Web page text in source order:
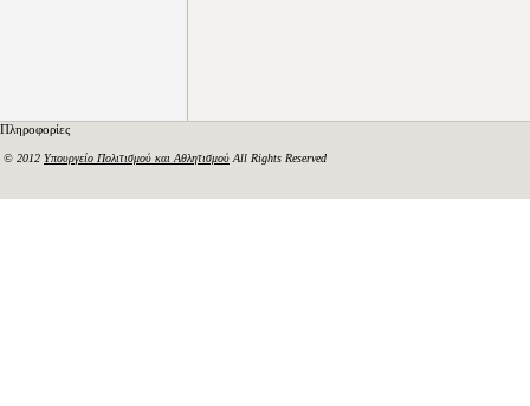
Πληροφορίες
© 2012 Υπουργείο Πολιτισμού και Αθλητισμού All Rights Reserved